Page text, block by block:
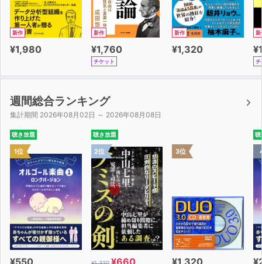
新作
¥1,980
新作
¥1,760
チケット
新作
¥1,320
新
チ
週間総合ランキング
集計期間 2026年08月02日 ～ 2026年08月08日
聴き放題
1位
¥550
聴き放題
2位
¥1,320 ¥660
3位
¥1,320
聴